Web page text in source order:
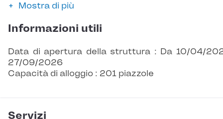
Mostra di più
Informazioni utili
Data di apertura della struttura : Da 10/04/
27/09/2026
Capacità di alloggio : 201 piazzole
Servizi